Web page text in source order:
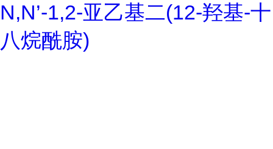
N,N’-1,2-亚乙基二(12-羟基-十
八烷酰胺)